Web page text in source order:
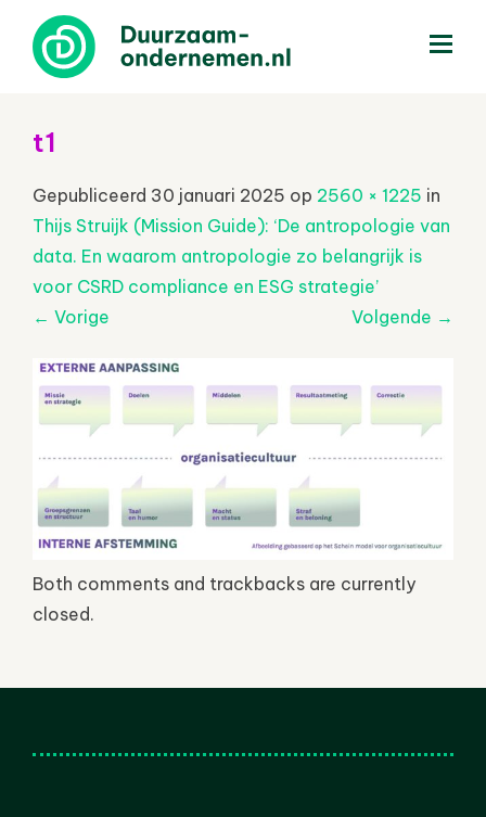
t1
Gepubliceerd 30 januari 2025 op 2560 × 1225 in
Thijs Struijk (Mission Guide): ‘De antropologie van
data. En waarom antropologie zo belangrijk is
voor CSRD compliance en ESG strategie’
← Vorige Volgende →
Both comments and trackbacks are currently
closed.